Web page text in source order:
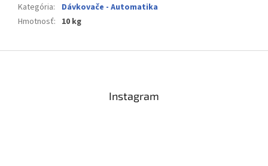
Kategória:
Dávkovače - Automatika
Hmotnosť: 10 kg
Instagram